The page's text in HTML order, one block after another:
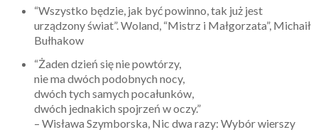
“Wszystko będzie, jak być powinno, tak już jest
urządzony świat”. Woland, “Mistrz i Małgorzata”, Michaił
Bułhakow
“Żaden dzień się nie powtórzy,
nie ma dwóch podobnych nocy,
dwóch tych samych pocałunków,
dwóch jednakich spojrzeń w oczy.”
– Wisława Szymborska, Nic dwa razy: Wybór wierszy